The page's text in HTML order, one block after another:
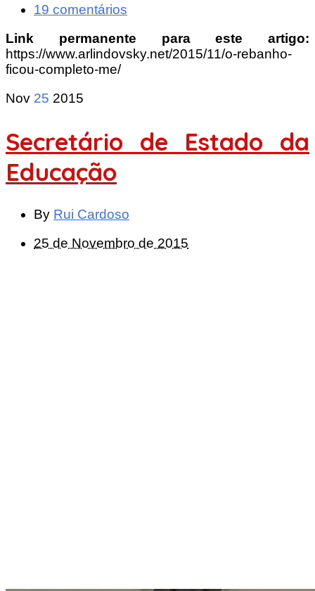
19 comentários
Link permanente para este artigo:
https://www.arlindovsky.net/2015/11/o-rebanho-
ficou-completo-me/
Nov 25 2015
Secretário de Estado da
Educação
By Rui Cardoso
25 de Novembro de 2015